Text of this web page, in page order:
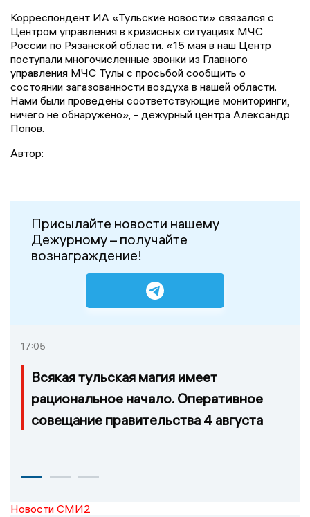
Корреспондент ИА «Тульские новости» связался с
Центром управления в кризисных ситуациях МЧС
России по Рязанской области. «15 мая в наш Центр
поступали многочисленные звонки из Главного
управления МЧС Тулы с просьбой сообщить о
состоянии загазованности воздуха в нашей области.
Нами были проведены соответствующие мониторинги,
ничего не обнаружено», - дежурный центра Александр
Попов.
Автор:
Присылайте новости нашему
Дежурному – получайте
вознаграждение!
17:05
Всякая тульская магия имеет
рациональное начало. Оперативное
совещание правительства 4 августа
Новости СМИ2